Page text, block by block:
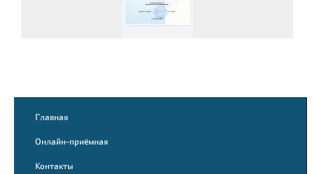
Главная
Онлайн-приёмная
Контакты